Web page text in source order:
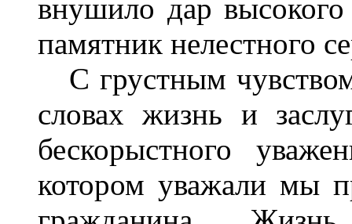
внушило дар высокого
памятник нелестного
С грустным
словах жизнь и
бескорыстного
котором уважали мы